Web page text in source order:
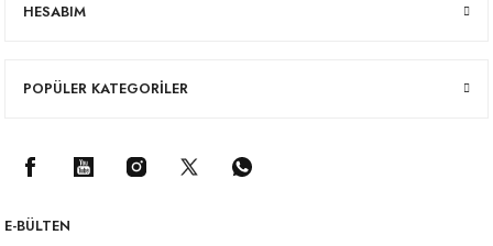
HESABIM
POPÜLER KATEGORİLER
E-BÜLTEN